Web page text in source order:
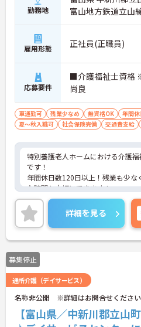
勤務地
富山地方鉄道立山
雇用形態 正社員(正職員)
応募要件
■介護福祉士資格
尚良
車通勤可 残業少なめ 無資格OK 年間
夏～秋入職可
社会保険完備 交通費支給
特別養護老人ホームにおける介護
です！
年間休日数120日以上！残業も少な
な時間も大切にできます！
ご興味ある方には、面接のポイン
細をお話致しますのでお気軽にご
詳細を見る
募集停止
通所介護（デイサービス）
名称非公開 ※詳細はお問合せください
【富山県／中新川郡立山